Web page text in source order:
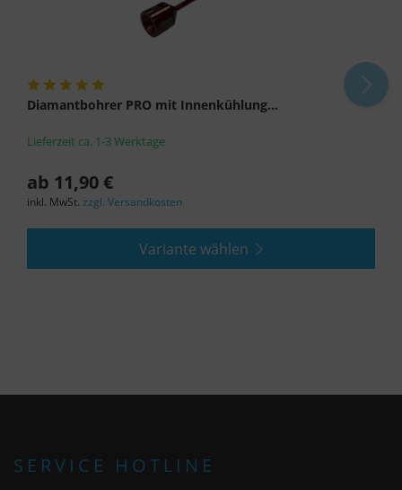
Diamantbohrer PRO mit Innenkühlung...
Lieferzeit ca. 1-3 Werktage
ab 11,90 €
inkl. MwSt. zzgl. Versandkosten
Variante wählen
SERVICE HOTLINE
"Nur essenzielle Cookies akzeptieren" klicken,